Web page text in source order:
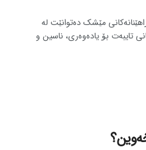
مێشک دەتوانێت لە
تایبەت بۆ یادەوەری، ناسین و